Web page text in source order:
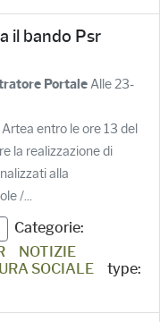
il bando Psr
PortaleAlle 23-
entro le ore 13 del
la realizzazione di
alla
/...
Categorie:
NOTIZIE
SOCIALE
type: